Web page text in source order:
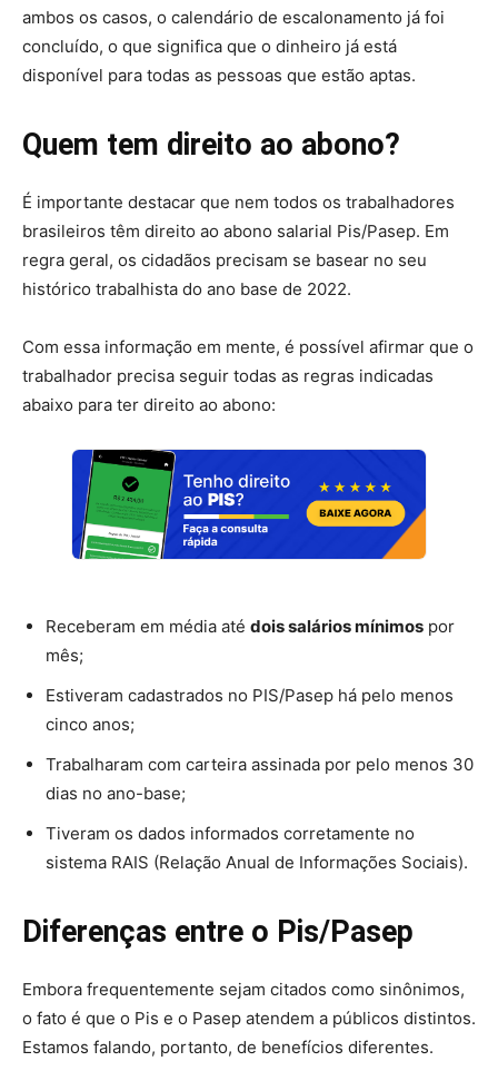
ambos os casos, o calendário de escalonamento já foi
concluído, o que significa que o dinheiro já está
disponível para todas as pessoas que estão aptas.
Quem tem direito ao abono?
É importante destacar que nem todos os trabalhadores
brasileiros têm direito ao abono salarial Pis/Pasep. Em
regra geral, os cidadãos precisam se basear no seu
histórico trabalhista do ano base de 2022.
Com essa informação em mente, é possível afirmar que o
trabalhador precisa seguir todas as regras indicadas
abaixo para ter direito ao abono:
Receberam em média até dois salários mínimos por
mês;
Estiveram cadastrados no PIS/Pasep há pelo menos
cinco anos;
Trabalharam com carteira assinada por pelo menos 30
dias no ano-base;
Tiveram os dados informados corretamente no
sistema RAIS (Relação Anual de Informações Sociais).
Diferenças entre o Pis/Pasep
Embora frequentemente sejam citados como sinônimos,
o fato é que o Pis e o Pasep atendem a públicos distintos.
Estamos falando, portanto, de benefícios diferentes.